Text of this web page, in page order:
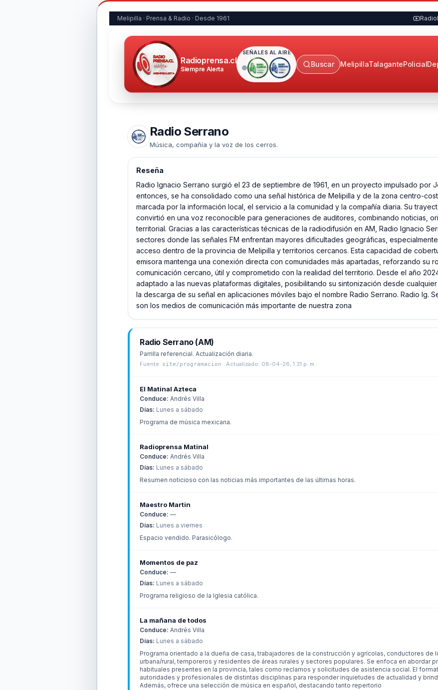
Melipilla · Prensa & Radio · Desde 1961
Radioprensa.cl
Siempre Alerta
SEÑALES AL AIRE
Buscar MelipillaTalagantePolicial
Radio Serrano
Música, compañía y la voz de los cerros.
Reseña
Radio Ignacio Serrano surgió el 23 de septiembre de 1961, en un proyecto impulsado por
entonces, se ha consolidado como una señal histórica de Melipilla y de la zona centro-
marcada por la información local, el servicio a la comunidad y la compañía diaria. Su
convirtió en una voz reconocible para generaciones de auditores, combinando noticias,
territorial. Gracias a las características técnicas de la radiodifusión en AM, Radio Ignacio
sectores donde las señales FM enfrentan mayores dificultades geográficas,
acceso dentro de la provincia de Melipilla y territorios cercanos. Esta capacidad de
emisora mantenga una conexión directa con comunidades más apartadas, reforzando su
comunicación cercano, útil y comprometido con la realidad del territorio. Desde el año
adaptado a las nuevas plataformas digitales, posibilitando su sintonización desde
la descarga de su señal en aplicaciones móviles bajo el nombre Radio Serrano. Radio Ig.
son los medios de comunicación más importante de nuestra zona
Radio Serrano (AM)
Parrilla referencial. Actualización diaria.
Fuente: site/programacion · Actualizado: 08-04-26, 1:31 p. m.
El Matinal Azteca
Conduce: Andrés Villa
Días: Lunes a sábado
Programa de música mexicana.
Radioprensa Matinal
Conduce: Andrés Villa
Días: Lunes a sábado
Resumen noticioso con las noticias más importantes de las últimas horas.
Maestro Martin
Conduce: —
Días: Lunes a viernes
Espacio vendido. Parasicólogo.
Momentos de paz
Conduce: —
Días: Lunes a sábado
Programa religioso de la Iglesia católica.
La mañana de todos
Conduce: Andrés Villa
Días: Lunes a sábado
Programa orientado a la dueña de casa, trabajadores de la construcción y agrícolas, conductores de
urbana/rural, temporeros y residentes de áreas rurales y sectores populares. Se enfoca en abordar
habituales presentes en la provincia, tales como reclamos y solicitudes de asistencia social. El
autoridades y profesionales de distintas disciplinas para responder inquietudes de actualidad y
Además, ofrece una selección de música en español, destacando tanto repertorio